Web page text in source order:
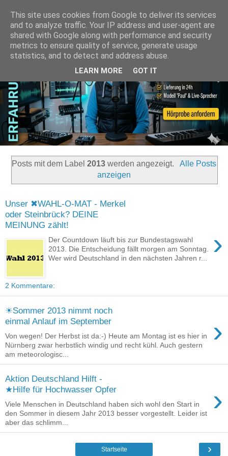
Posts mit dem Label2013 werden angezeigt.
Alle Posts
anzeigen
Unser ✖WAHL-O-MAT - Merkel
oder Steinbrück? DEINE
MEINUNG zählt!
›
Der Countdown läuft bis zur Bundestagswahl
2013. Die Entscheidung fällt morgen am Sonntag.
Wer wird Deutschland in den nächsten Jahren r...
2 Kommentare:
☀Sommer 2013 nimmt noch
einmal Anlauf im September
›
Von wegen! Der Herbst ist da:-) Heute am Montag ist es hier in
Nürnberg zwar herbstlich windig und recht kühl. Auch gestern
am meteorologisc...
Aktion Deutschland Hilft -
★Hilfe für Hochwasser Opfer
›
Viele Menschen in Deutschland haben sich wohl den Start in
den Sommer in diesem Jahr 2013 besser vorgestellt. Leider ist
aber das schlimm...
›
Startseite
This site uses cookies from Google to deliver its services
and to analyze traffic. Your IP address and user-agent are
shared with Google along with performance and security
metrics to ensure quality of service, generate usage
statistics, and to detect and address abuse.
LEARN MORE GOT IT